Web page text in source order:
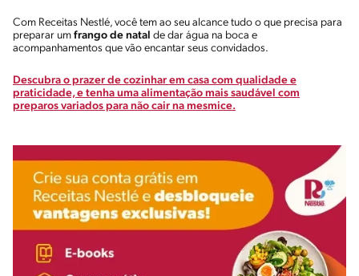
Com Receitas Nestlé, você tem ao seu alcance tudo o que precisa para
preparar um frango de natal de dar água na boca e
acompanhamentos que vão encantar seus convidados.
Descubra o prazer de cozinhar em casa com qualidade e
praticidade, e tenha uma alimentação mais saudável com
preparos variados para não cair na mesmice.